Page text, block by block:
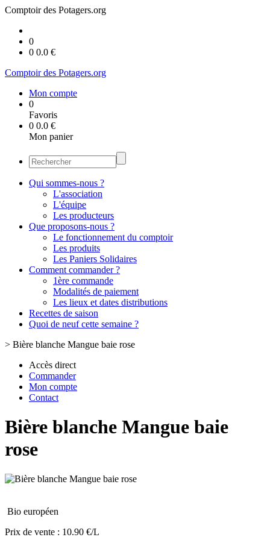
Comptoir des Potagers.org
0
0 0.0 €
Comptoir des Potagers.org
Mon compte
0
Favoris
0 0.0 €
Mon panier
Qui sommes-nous ?
L'association
L'équipe
Les producteurs
Que proposons-nous ?
Le fonctionnement du comptoir
Les produits
Les Paniers Solidaires
Comment commander ?
1ère commande
Modalités de paiement
Les lieux et dates distributions
Recettes de saison
Quoi de neuf cette semaine ?
> Bière blanche Mangue baie rose
Accès direct
Commander
Mon compte
Contact
Bière blanche Mangue baie
rose
Bio européen
Prix de vente : 10.90 €/L